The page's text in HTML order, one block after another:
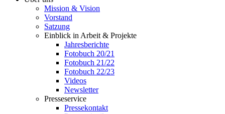
Mission & Vision
Vorstand
Satzung
Einblick in Arbeit & Projekte
Jahresberichte
Fotobuch 20/21
Fotobuch 21/22
Fotobuch 22/23
Videos
Newsletter
Presseservice
Pressekontakt